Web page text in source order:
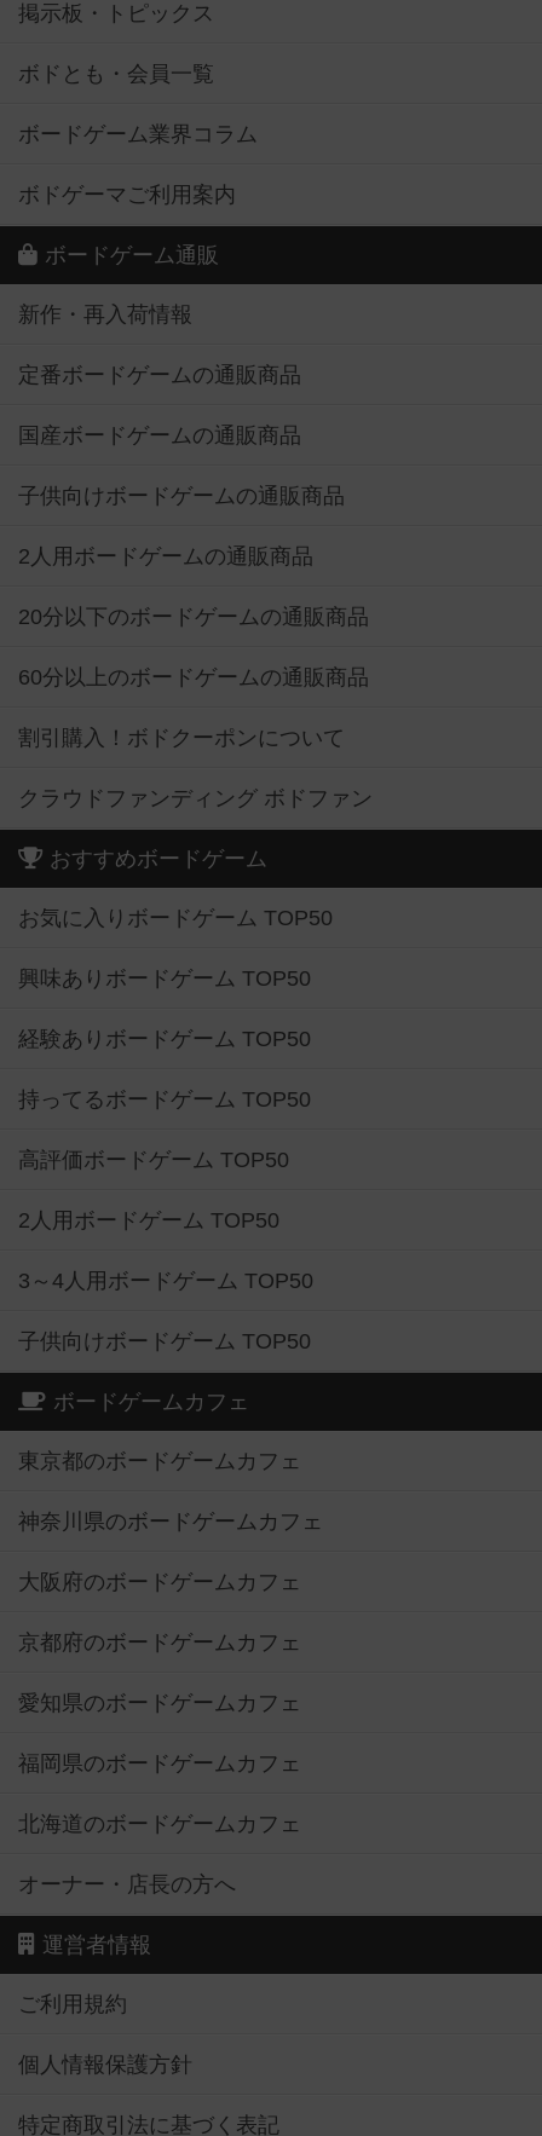
掲示板・トピックス
ボドとも・会員一覧
ボードゲーム業界コラム
ボドゲーマご利用案内
ボードゲーム通販
新作・再入荷情報
定番ボードゲームの通販商品
国産ボードゲームの通販商品
子供向けボードゲームの通販商品
2人用ボードゲームの通販商品
20分以下のボードゲームの通販商品
60分以上のボードゲームの通販商品
割引購入！ボドクーポンについて
クラウドファンディング ボドファン
おすすめボードゲーム
お気に入りボードゲーム TOP50
興味ありボードゲーム TOP50
経験ありボードゲーム TOP50
持ってるボードゲーム TOP50
高評価ボードゲーム TOP50
2人用ボードゲーム TOP50
3～4人用ボードゲーム TOP50
子供向けボードゲーム TOP50
ボードゲームカフェ
東京都のボードゲームカフェ
神奈川県のボードゲームカフェ
大阪府のボードゲームカフェ
京都府のボードゲームカフェ
愛知県のボードゲームカフェ
福岡県のボードゲームカフェ
北海道のボードゲームカフェ
オーナー・店長の方へ
運営者情報
ご利用規約
個人情報保護方針
特定商取引法に基づく表記